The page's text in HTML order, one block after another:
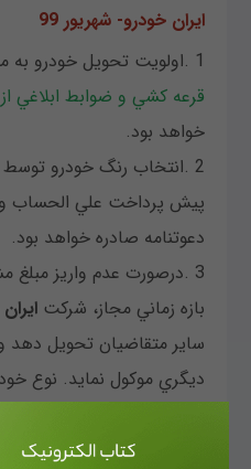
ایران خودرو- شهریور 99
1 .اولويت تحويل خودرو به مشتريان
قرعه كشي و ضوابط ابلاغي
خواهد بود.
2 .انتخاب رنگ خودرو
پيش پرداخت علي الحساب
دعوتنامه صادره خواهد بود.
3 .درصورت عدم واريز
بازه زماني مجاز، شركت
ساير متقاضيان تحويل دهد
ديگري موكول نمايد. نوع
تحويل به اين دسته از
مشخص مي گردد.